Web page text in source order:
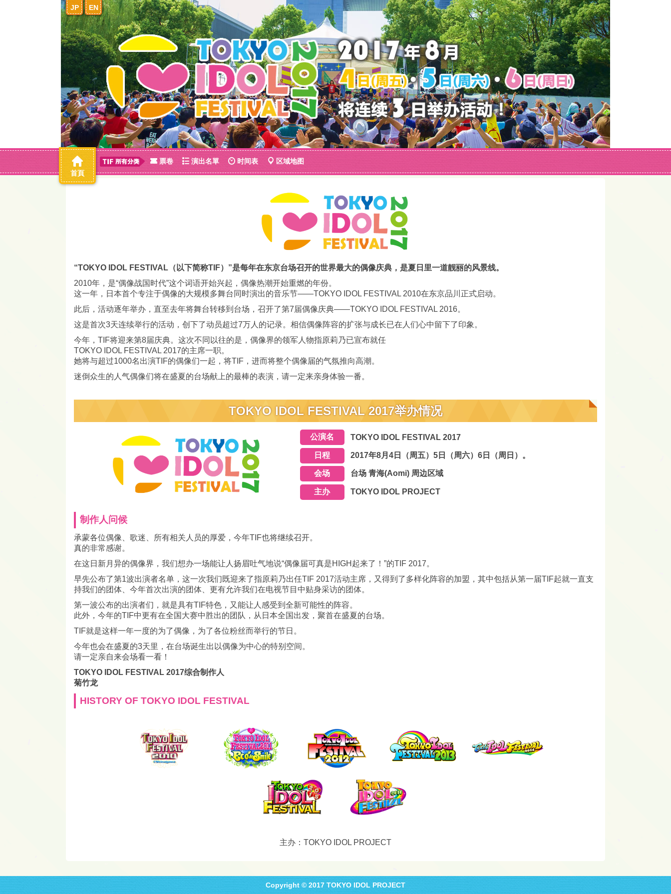
JP EN
首頁
票卷 演出名單 时间表 区域地图
“TOKYO IDOL FESTIVAL（以下简称TIF）”是每年在东京台场召开的世界最大的偶像庆典，是夏日里一道靓丽的风景线。
2010年，是“偶像战国时代”这个词语开始兴起，偶像热潮开始重燃的年份。
这一年，日本首个专注于偶像的大规模多舞台同时演出的音乐节——TOKYO IDOL FESTIVAL 2010在东京品川正式启动。
此后，活动逐年举办，直至去年将舞台转移到台场，召开了第7届偶像庆典——TOKYO IDOL FESTIVAL 2016。
这是首次3天连续举行的活动，创下了动员超过7万人的记录。相信偶像阵容的扩张与成长已在人们心中留下了印象。
今年，TIF将迎来第8届庆典。这次不同以往的是，偶像界的领军人物指原莉乃已宣布就任
TOKYO IDOL FESTIVAL 2017的主席一职。
她将与超过1000名出演TIF的偶像们一起，将TIF，进而将整个偶像届的气氛推向高潮。
迷倒众生的人气偶像们将在盛夏的台场献上的最棒的表演，请一定来亲身体验一番。
TOKYO IDOL FESTIVAL 2017举办情况
公演名 TOKYO IDOL FESTIVAL 2017
日程 2017年8月4日（周五）5日（周六）6日（周日）。
会场 台场 青海(Aomi) 周边区域
主办 TOKYO IDOL PROJECT
制作人问候
承蒙各位偶像、歌迷、所有相关人员的厚爱，今年TIF也将继续召开。
真的非常感谢。
在这日新月异的偶像界，我们想办一场能让人扬眉吐气地说“偶像届可真是HIGH起来了！”的TIF 2017。
早先公布了第1波出演者名单，这一次我们既迎来了指原莉乃出任TIF 2017活动主席，又得到了多样化阵容的加盟，其中包括从第一届TIF起就一直支
持我们的团体、今年首次出演的团体、更有允许我们在电视节目中贴身采访的团体。
第一波公布的出演者们，就是具有TIF特色，又能让人感受到全新可能性的阵容。
此外，今年的TIF中更有在全国大赛中胜出的团队，从日本全国出发，聚首在盛夏的台场。
TIF就是这样一年一度的为了偶像，为了各位粉丝而举行的节日。
今年也会在盛夏的3天里，在台场诞生出以偶像为中心的特别空间。
请一定亲自来会场看一看！
TOKYO IDOL FESTIVAL 2017综合制作人
菊竹龙
HISTORY OF TOKYO IDOL FESTIVAL
主办：TOKYO IDOL PROJECT
Copyright © 2017 TOKYO IDOL PROJECT